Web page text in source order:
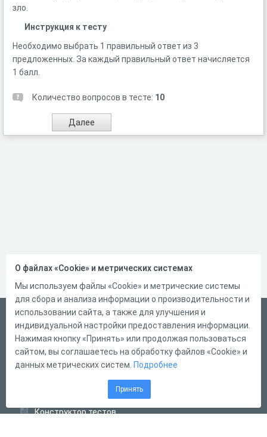
зло.
Инструкция к тесту
Необходимо выбрать 1 правильный ответ из 3
предложенных. За каждый правильный ответ начисляется
1 балл.
Количество вопросов в тесте: 10
Русский
Справка
Форма обратной связи
Конструктор тестов
О файлах «Cookie» и метрических системах
Мы используем файлы «Cookie» и метрические системы
для сбора и анализа информации о производительности и
использовании сайта, а также для улучшения и
индивидуальной настройки предоставления информации.
Нажимая кнопку «Принять» или продолжая пользоваться
сайтом, вы соглашаетесь на обработку файлов «Cookie» и
данных метрических систем. Подробнее
Принять